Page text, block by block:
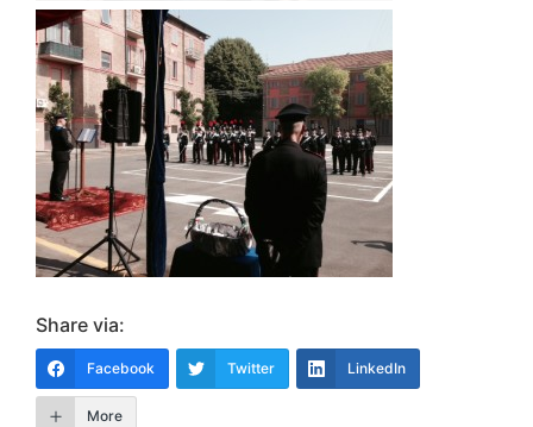
Share via:
Facebook Twitter LinkedIn
More